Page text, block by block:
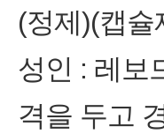
(정제)(캡슐
성인 : 레보
격을 두고